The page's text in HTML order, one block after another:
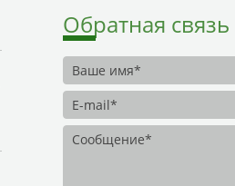
Обратная связь